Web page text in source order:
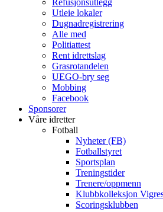
Refusjonsutlegg
Utleie lokaler
Dugnadregistrering
Alle med
Politiattest
Rent idrettslag
Grasrotandelen
UEGO-bry seg
Mobbing
Facebook
Sponsorer
Våre idretter
Fotball
Nyheter (FB)
Fotballstyret
Sportsplan
Treningstider
Trenere/oppmenn
Klubbkolleksjon
Scoringsklubben